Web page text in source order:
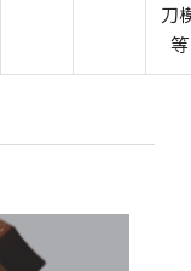
刀
等